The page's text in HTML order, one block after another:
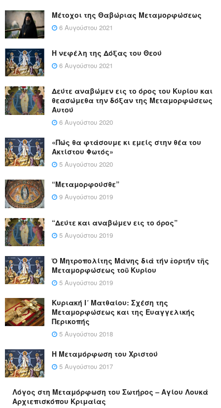
Μέτοχοι της Θαβώριας Μεταμορφώσεως
6 Αυγούστου 2021
Η νεφέλη της Δόξας του Θεού
6 Αυγούστου 2021
Δεύτε αναβώμεν εις το όρος του Κυρίου και
θεασώμεθα την δόξαν της Μεταμορφώσεως
Αυτού
6 Αυγούστου 2020
«Πώς θα φτάσουμε κι εμείς στην θέα του
Ακτίστου Φωτός»
5 Αυγούστου 2020
“Μεταμορφούσθε”
9 Αυγούστου 2019
“Δεύτε και αναβώμεν εις το όρος”
5 Αυγούστου 2019
Ὁ Μητροπολίτης Μάνης διά τήν ἑορτήν τῆς
Μεταμορφώσεως τοῦ Κυρίου
5 Αυγούστου 2019
Κυριακή Ι´ Ματθαίου: Σχέση της
Μεταμορφώσεως και της Ευαγγελικής
Περικοπής
5 Αυγούστου 2018
Η Μεταμόρφωση του Χριστού
5 Αυγούστου 2017
Λόγος στη Μεταμόρφωση του Σωτήρος – Αγίου Λουκά
Αρχιεπισκόπου Κριμαίας